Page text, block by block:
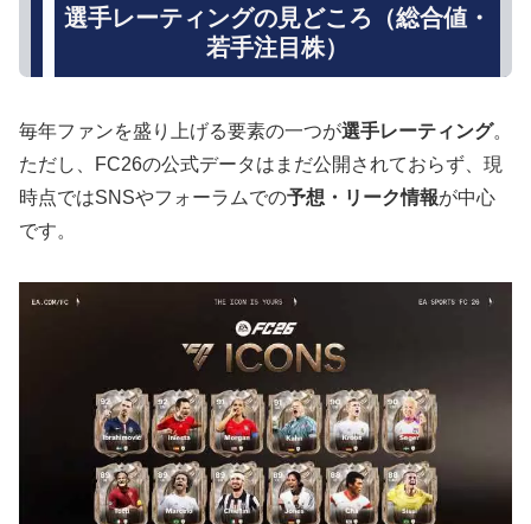
選手レーティングの見どころ（総合値・
若手注目株）
毎年ファンを盛り上げる要素の一つが選手レーティング。
ただし、FC26の公式データはまだ公開されておらず、現
時点ではSNSやフォーラムでの予想・リーク情報が中心
です。